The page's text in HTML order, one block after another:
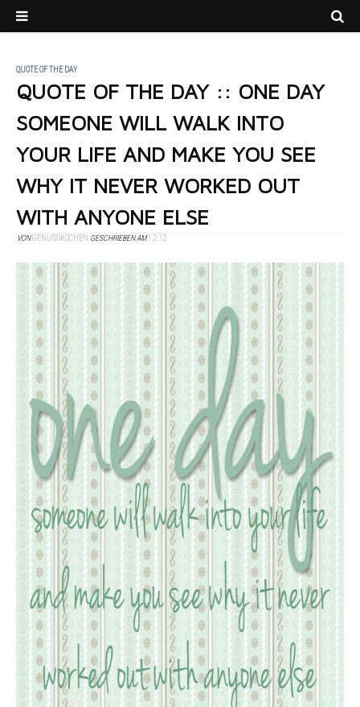
QUOTE OF THE DAY
QUOTE OF THE DAY :: ONE DAY
SOMEONE WILL WALK INTO
YOUR LIFE AND MAKE YOU SEE
WHY IT NEVER WORKED OUT
WITH ANYONE ELSE
VONGENUSSKOCHEN GESCHRIEBEN AM1.2.12